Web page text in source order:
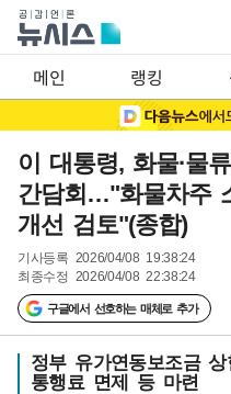
메인 랭킹
이 대통령, 화물·물
간담회…"화물차주
개선 검토"(종합)
기사등록 2026/04/08 19:38:24
최종수정 2026/04/08 22:38:24
구글에서 선호하는 매체로 추가
정부 유가연동보조금
통행료 면제 등 마련